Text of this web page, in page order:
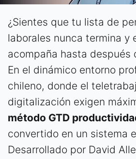
¿Sientes que tu lista de
laborales nunca termina y
acompaña hasta después
En el dinámico entorno
chileno, donde el
digitalización exigen
método GTD
convertido en un sistema
Desarrollado por David